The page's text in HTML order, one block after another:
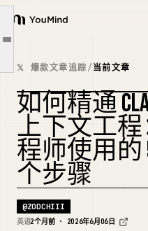
YouMind
概览
使用案例
技能
提示词
文章大纲
模式 2：精准文件引用（第 4-5 步）
模式 4：先计划再阅读（第 9-10 步
模式 5：子 Agent 上下文隔离（第
30 分钟上下文工程入门
𝕏 爆款文章追踪/当前文章
如何精通
上下文工程：
程师使用的
个步骤
@ZODCHIII
英语2个月前 · 2026年6月06日